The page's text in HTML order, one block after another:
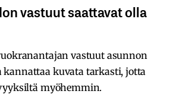
vastuut saattavat olla
vastuut asunnon
kannattaa kuvata tarkasti, jotta
myöhemmin.